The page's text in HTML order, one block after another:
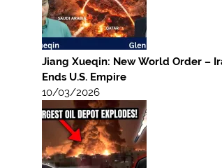
Jiang Xueqin: New World Order –
Ends U.S. Empire
10/03/2026